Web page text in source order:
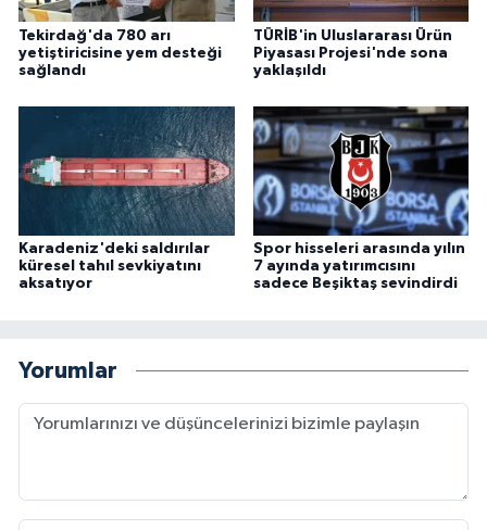
Tekirdağ'da 780 arı
yetiştiricisine yem desteği
sağlandı
TÜRİB'in Uluslararası Ürün
Piyasası Projesi'nde sona
yaklaşıldı
Karadeniz'deki saldırılar
küresel tahıl sevkiyatını
aksatıyor
Spor hisseleri arasında yılın
7 ayında yatırımcısını
sadece Beşiktaş sevindirdi
Yorumlar